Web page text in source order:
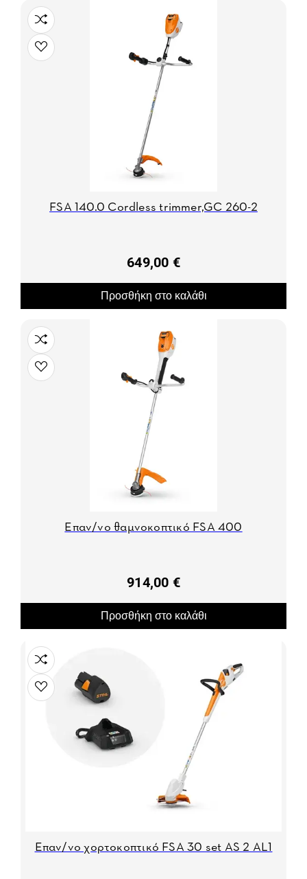
FSA 140.0 Cordless trimmer,GC 260-2
649,00 €
Προσθήκη στο καλάθι
Επαν/νο θαμνοκοπτικό FSA 400
914,00 €
Προσθήκη στο καλάθι
Επαν/νο χορτοκοπτικό FSA 30 set AS 2 AL1